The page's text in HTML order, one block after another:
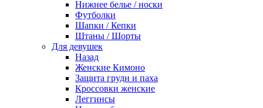
Нижнее белье / носки
Футболки
Шапки / Кепки
Штаны / Шорты
Для девушек
Назад
Женские Кимоно
Защита груди и паха
Кроссовки женские
Леггинсы